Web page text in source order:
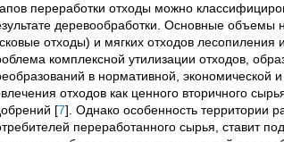
переработки отходы можно
деревообработки. Основные объемы
отходы) и мягких отходов лесопиления
комплексной утилизации отходов,
в нормативной, экономической
отходов как ценного вторичного
[7]. Однако особенность территории
переработанного сырья, ставит